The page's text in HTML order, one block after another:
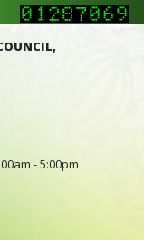
- 5:00pm